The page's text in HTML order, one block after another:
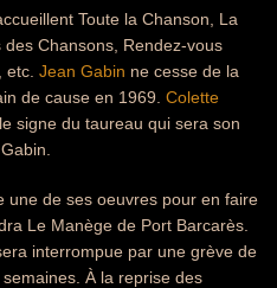
Toute la Chanson, La
Chansons, Rendez-vous
Jean Gabin ne cesse de la
de cause en 1969. Colette
signe du taureau qui sera son
une de ses oeuvres pour en faire
Le Manège de Port Barcarès.
interrompue par une grève de
À la reprise des